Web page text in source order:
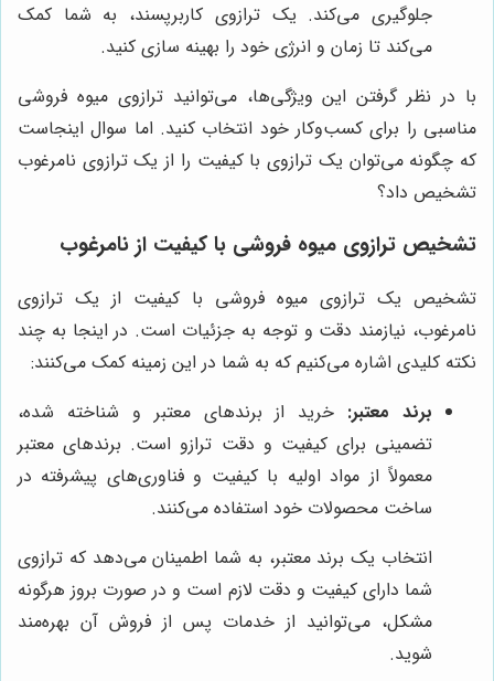
جلوگیری می‌کند. یک ترازوی کاربرپسند، به شما کمک
می‌کند تا زمان و انرژی خود را بهینه سازی کنید.
با در نظر گرفتن این ویژگی‌ها، می‌توانید ترازوی میوه فروشی
مناسبی را برای کسب‌وکار خود انتخاب کنید. اما سوال اینجاست
که چگونه می‌توان یک ترازوی با کیفیت را از یک ترازوی نامرغوب
تشخیص داد؟
تشخیص ترازوی میوه فروشی با کیفیت از نامرغوب
تشخیص یک ترازوی میوه فروشی با کیفیت از یک ترازوی
نامرغوب، نیازمند دقت و توجه به جزئیات است. در اینجا به چند
نکته کلیدی اشاره می‌کنیم که به شما در این زمینه کمک می‌کنند:
برند معتبر: خرید از برندهای معتبر و شناخته شده،
تضمینی برای کیفیت و دقت ترازو است. برندهای معتبر
معمولاً از مواد اولیه با کیفیت و فناوری‌های پیشرفته در
ساخت محصولات خود استفاده می‌کنند.
انتخاب یک برند معتبر، به شما اطمینان می‌دهد که ترازوی
شما دارای کیفیت و دقت لازم است و در صورت بروز هرگونه
مشکل، می‌توانید از خدمات پس از فروش آن بهره‌مند
شوید.